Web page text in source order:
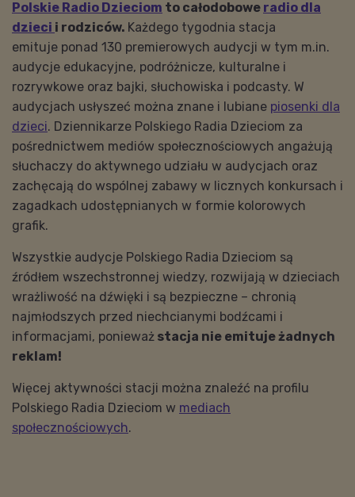
Polskie Radio Dzieciom to całodobowe radio dla
dzieci i rodziców. Każdego tygodnia stacja
emituje ponad 130 premierowych audycji w tym m.in.
audycje edukacyjne, podróżnicze, kulturalne i
rozrywkowe oraz bajki, słuchowiska i podcasty. W
audycjach usłyszeć można znane i lubiane piosenki dla
dzieci. Dziennikarze Polskiego Radia Dzieciom za
pośrednictwem mediów społecznościowych angażują
słuchaczy do aktywnego udziału w audycjach oraz
zachęcają do wspólnej zabawy w licznych konkursach i
zagadkach udostępnianych w formie kolorowych
grafik.
Wszystkie audycje Polskiego Radia Dzieciom są
źródłem wszechstronnej wiedzy, rozwijają w dzieciach
wrażliwość na dźwięki i są bezpieczne – chronią
najmłodszych przed niechcianymi bodźcami i
informacjami, ponieważ stacja nie emituje żadnych
reklam!
Więcej aktywności stacji można znaleźć na profilu
Polskiego Radia Dzieciom w mediach
społecznościowych.